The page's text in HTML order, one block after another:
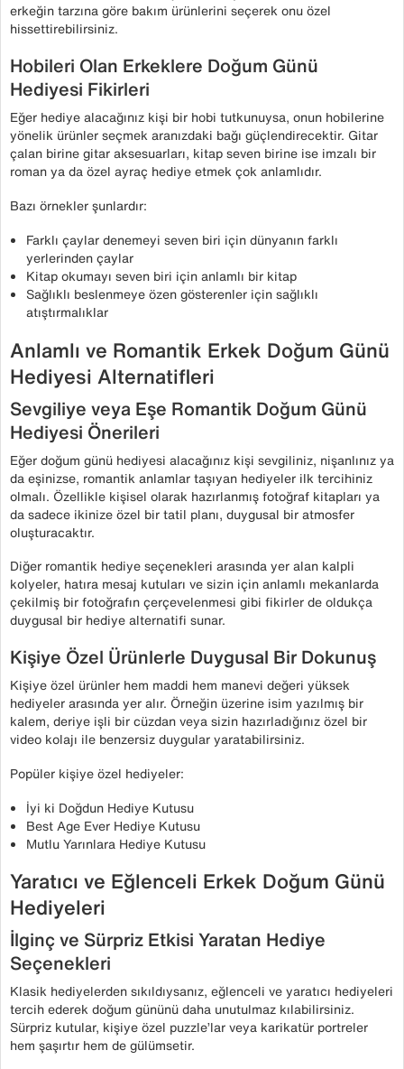
erkeğin tarzına göre bakım ürünlerini seçerek onu özel
hissettirebilirsiniz.
Hobileri Olan Erkeklere Doğum Günü
Hediyesi Fikirleri
Eğer hediye alacağınız kişi bir hobi tutkunuysa, onun hobilerine
yönelik ürünler seçmek aranızdaki bağı güçlendirecektir. Gitar
çalan birine gitar aksesuarları, kitap seven birine ise imzalı bir
roman ya da özel ayraç hediye etmek çok anlamlıdır.
Bazı örnekler şunlardır:
Farklı çaylar denemeyi seven biri için dünyanın farklı
yerlerinden çaylar
Kitap okumayı seven biri için anlamlı bir kitap
Sağlıklı beslenmeye özen gösterenler için sağlıklı
atıştırmalıklar
Anlamlı ve Romantik Erkek Doğum Günü
Hediyesi Alternatifleri
Sevgiliye veya Eşe Romantik Doğum Günü
Hediyesi Önerileri
Eğer doğum günü hediyesi alacağınız kişi sevgiliniz, nişanlınız ya
da eşinizse, romantik anlamlar taşıyan hediyeler ilk tercihiniz
olmalı. Özellikle kişisel olarak hazırlanmış fotoğraf kitapları ya
da sadece ikinize özel bir tatil planı, duygusal bir atmosfer
oluşturacaktır.
Diğer romantik hediye seçenekleri arasında yer alan kalpli
kolyeler, hatıra mesaj kutuları ve sizin için anlamlı mekanlarda
çekilmiş bir fotoğrafın çerçevelenmesi gibi fikirler de oldukça
duygusal bir hediye alternatifi sunar.
Kişiye Özel Ürünlerle Duygusal Bir Dokunuş
Kişiye özel ürünler hem maddi hem manevi değeri yüksek
hediyeler arasında yer alır. Örneğin üzerine isim yazılmış bir
kalem, deriye işli bir cüzdan veya sizin hazırladığınız özel bir
video kolajı ile benzersiz duygular yaratabilirsiniz.
Popüler kişiye özel hediyeler:
İyi ki Doğdun Hediye Kutusu
Best Age Ever Hediye Kutusu
Mutlu Yarınlara Hediye Kutusu
Yaratıcı ve Eğlenceli Erkek Doğum Günü
Hediyeleri
İlginç ve Sürpriz Etkisi Yaratan Hediye
Seçenekleri
Klasik hediyelerden sıkıldıysanız, eğlenceli ve yaratıcı hediyeleri
tercih ederek doğum gününü daha unutulmaz kılabilirsiniz.
Sürpriz kutular, kişiye özel puzzle’lar veya karikatür portreler
hem şaşırtır hem de gülümsetir.